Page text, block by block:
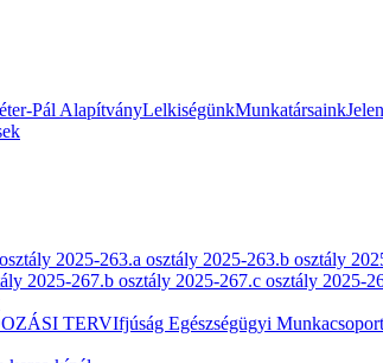
Pál AlapítványLelkiségünkMunkatársaink
2025-263.a osztály 2025-263.b osztály
2025-267.b osztály 2025-267.c osztály 2025-
TERVIfjúság Egészségügyi